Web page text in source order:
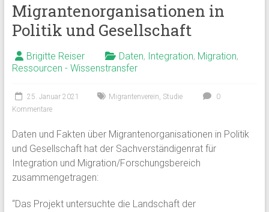
Migrantenorganisationen in
Politik und Gesellschaft
Brigitte Reiser Daten, Integration, Migration,
Ressourcen - Wissenstransfer
25. Januar 2021 Migrantenverein, Studie
0
Kommentare
Daten und Fakten über Migrantenorganisationen in Politik
und Gesellschaft hat der Sachverständigenrat für
Integration und Migration/Forschungsbereich
zusammengetragen:
“Das Projekt untersuchte die Landschaft der